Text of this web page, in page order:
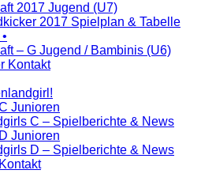
2017 Jugend (U7)
2017 Spielplan & Tabelle
– G Jugend / Bambinis (U6)
Kontakt
Junioren
C – Spielberichte & News
Junioren
D – Spielberichte & News